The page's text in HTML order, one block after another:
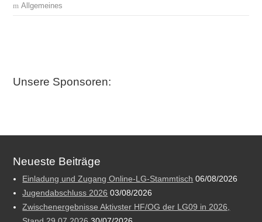
Allgemeines
Unsere Sponsoren:
Neueste Beiträge
Einladung und Zugang Online-LG-Stammtisch 06/08/2026
Jugendabschluss 2026 03/08/2026
Zwischenergebnisse Aktivster HF/OG der LG09 in 2026,